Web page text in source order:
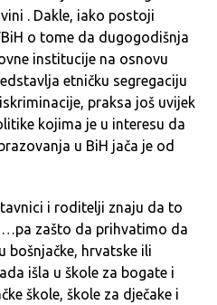
. Dakle, iako postoji
o tome da dugogodišnja
institucije na osnovu
etničku segregaciju
praksa još uvijek
kojima je u interesu da
u BiH jača je od
i roditelji znaju da to
zašto da prihvatimo da
bošnjačke, hrvatske ili
išla u škole za bogate i
škole, škole za dječake i